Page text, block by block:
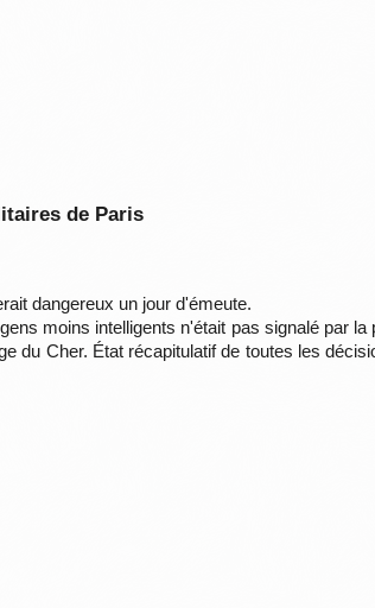
de Paris
dangereux un jour d'émeute.
moins intelligents n'était pas signalé par la
du Cher. État récapitulatif de toutes les